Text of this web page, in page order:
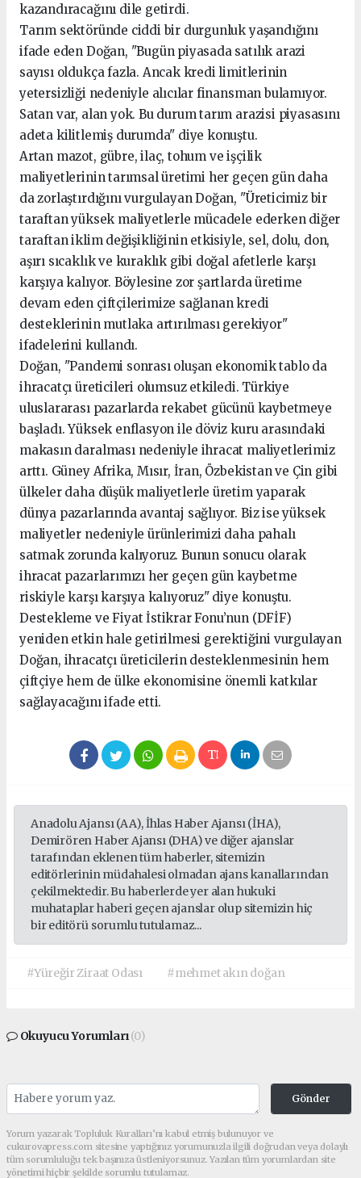
kazandıracağını dile getirdi.
Tarım sektöründe ciddi bir durgunluk yaşandığını
ifade eden Doğan, "Bugün piyasada satılık arazi
sayısı oldukça fazla. Ancak kredi limitlerinin
yetersizliği nedeniyle alıcılar finansman bulamıyor.
Satan var, alan yok. Bu durum tarım arazisi piyasasını
adeta kilitlemiş durumda" diye konuştu.
Artan mazot, gübre, ilaç, tohum ve işçilik
maliyetlerinin tarımsal üretimi her geçen gün daha
da zorlaştırdığını vurgulayan Doğan, "Üreticimiz bir
taraftan yüksek maliyetlerle mücadele ederken diğer
taraftan iklim değişikliğinin etkisiyle, sel, dolu, don,
aşırı sıcaklık ve kuraklık gibi doğal afetlerle karşı
karşıya kalıyor. Böylesine zor şartlarda üretime
devam eden çiftçilerimize sağlanan kredi
desteklerinin mutlaka artırılması gerekiyor"
ifadelerini kullandı.
Doğan, "Pandemi sonrası oluşan ekonomik tablo da
ihracatçı üreticileri olumsuz etkiledi. Türkiye
uluslararası pazarlarda rekabet gücünü kaybetmeye
başladı. Yüksek enflasyon ile döviz kuru arasındaki
makasın daralması nedeniyle ihracat maliyetlerimiz
arttı. Güney Afrika, Mısır, İran, Özbekistan ve Çin gibi
ülkeler daha düşük maliyetlerle üretim yaparak
dünya pazarlarında avantaj sağlıyor. Biz ise yüksek
maliyetler nedeniyle ürünlerimizi daha pahalı
satmak zorunda kalıyoruz. Bunun sonucu olarak
ihracat pazarlarımızı her geçen gün kaybetme
riskiyle karşı karşıya kalıyoruz" diye konuştu.
Destekleme ve Fiyat İstikrar Fonu’nun (DFİF)
yeniden etkin hale getirilmesi gerektiğini vurgulayan
Doğan, ihracatçı üreticilerin desteklenmesinin hem
çiftçiye hem de ülke ekonomisine önemli katkılar
sağlayacağını ifade etti.
Anadolu Ajansı (AA), İhlas Haber Ajansı (İHA),
Demirören Haber Ajansı (DHA) ve diğer ajanslar
tarafından eklenen tüm haberler, sitemizin
editörlerinin müdahalesi olmadan ajans kanallarından
çekilmektedir. Bu haberlerde yer alan hukuki
muhataplar haberi geçen ajanslar olup sitemizin hiç
bir editörü sorumlu tutulamaz...
#Yüreğir Ziraat Odası #mehmet akın doğan
Okuyucu Yorumları(0)
Gönder
Yorum yazarak Topluluk Kuralları’nı kabul etmiş bulunuyor ve
cukurovapress.com sitesine yaptığınız yorumunuzla ilgili doğrudan veya dolaylı
tüm sorumluluğu tek başınıza üstleniyorsunuz. Yazılan tüm yorumlardan site
yönetimi hiçbir şekilde sorumlu tutulamaz.